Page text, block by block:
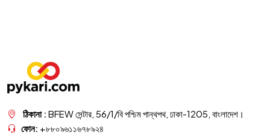
ঠিকানা : BFEW সেন্টার, 56/1/বি পশ্চিম পান্থপথ, ঢাকা-1205, বাংলাদেশ।
ফোন: +৮৮০৯৬১১৬৭৮৯২৪